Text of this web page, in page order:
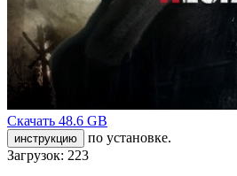
Скачать 48.6 GB
инструкцию
по установке.
Загрузок: 223